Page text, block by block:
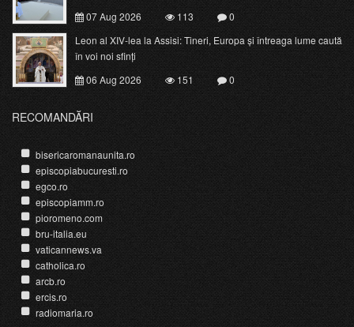
07 Aug 2026
113
0
Leon al XIV-lea la Assisi: Tineri, Europa și întreaga lume caută
în voi noi sfinți
06 Aug 2026
151 0
RECOMANDĂRI
bisericaromanaunita.ro
episcopiabucuresti.ro
egco.ro
episcopiamm.ro
pioromeno.com
bru-italia.eu
vaticannews.va
catholica.ro
arcb.ro
ercis.ro
radiomaria.ro